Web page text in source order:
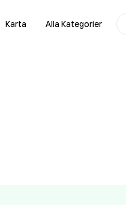
Karta Alla Kategorier